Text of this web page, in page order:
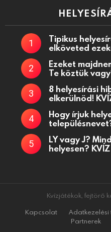
Tipikus
elköveted
Ezeket
Te köztük
8 helyesírási
elkerülnöd!
Hogy írjuk
LY vagy J?
helyesen? KVÍZ
Kvízjátékok, fejtörő
Kapcsolat
Partnerek